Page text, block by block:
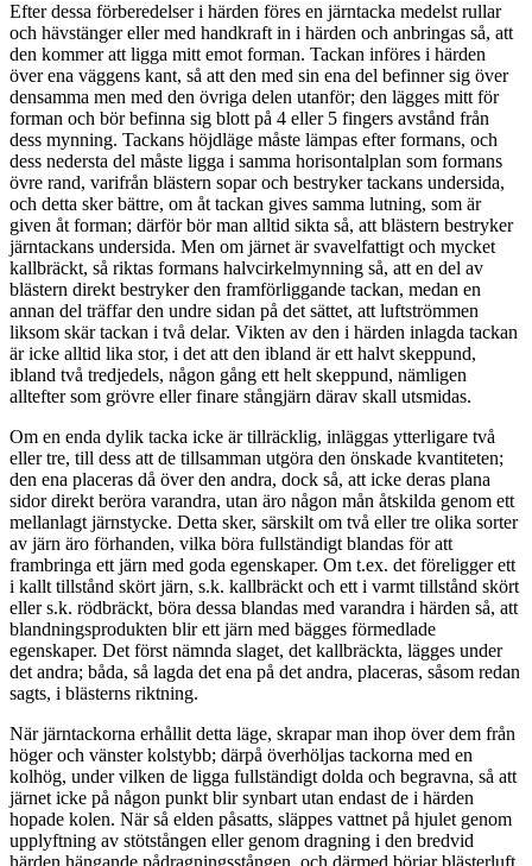
Efter dessa förberedelser i härden föres en järntacka medelst rullar
och hävstänger eller med handkraft in i härden och anbringas så, att
den kommer att ligga mitt emot forman. Tackan införes i härden
över ena väggens kant, så att den med sin ena del befinner sig över
densamma men med den övriga delen utanför; den lägges mitt för
forman och bör befinna sig blott på 4 eller 5 fingers avstånd från
dess mynning. Tackans höjdläge måste lämpas efter formans, och
dess nedersta del måste ligga i samma horisontalplan som formans
övre rand, varifrån blästern sopar och bestryker tackans undersida,
och detta sker bättre, om åt tackan gives samma lutning, som är
given åt forman; därför bör man alltid sikta så, att blästern bestryker
järntackans undersida. Men om järnet är svavelfattigt och mycket
kallbräckt, så riktas formans halvcirkelmynning så, att en del av
blästern direkt bestryker den framförliggande tackan, medan en
annan del träffar den undre sidan på det sättet, att luftströmmen
liksom skär tackan i två delar. Vikten av den i härden inlagda tackan
är icke alltid lika stor, i det att den ibland är ett halvt skeppund,
ibland två tredjedels, någon gång ett helt skeppund, nämligen
alltefter som grövre eller finare stångjärn därav skall utsmidas.
Om en enda dylik tacka icke är tillräcklig, inläggas ytterligare två
eller tre, till dess att de tillsamman utgöra den önskade kvantiteten;
den ena placeras då över den andra, dock så, att icke deras plana
sidor direkt beröra varandra, utan äro någon mån åtskilda genom ett
mellanlagt järnstycke. Detta sker, särskilt om två eller tre olika sorter
av järn äro förhanden, vilka böra fullständigt blandas för att
frambringa ett järn med goda egenskaper. Om t.ex. det föreligger ett
i kallt tillstånd skört järn, s.k. kallbräckt och ett i varmt tillstånd skört
eller s.k. rödbräckt, böra dessa blandas med varandra i härden så, att
blandningsprodukten blir ett järn med bägges förmedlade
egenskaper. Det först nämnda slaget, det kallbräckta, lägges under
det andra; båda, så lagda det ena på det andra, placeras, såsom redan
sagts, i blästerns riktning.
När järntackorna erhållit detta läge, skrapar man ihop över dem från
höger och vänster kolstybb; därpå överhöljas tackorna med en
kolhög, under vilken de ligga fullständigt dolda och begravna, så att
järnet icke på någon punkt blir synbart utan endast de i härden
hopade kolen. När så elden påsatts, släppes vattnet på hjulet genom
upplyftning av stötstången eller genom dragning i den bredvid